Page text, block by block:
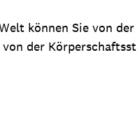
können Sie von
der